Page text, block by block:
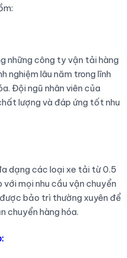
những công ty vận tải hàng
nghiệm lâu năm trong lĩnh
Đội ngũ nhân viên của
lượng và đáp ứng tốt nhu
dạng các loại xe tải từ 0.5
mọi nhu cầu vận chuyển
bảo trì thường xuyên để
chuyển hàng hóa.